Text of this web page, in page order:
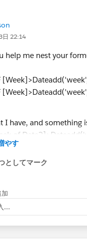
日 22:14
help me nest your
I have, and something
of
of
やす
としてマーク
...